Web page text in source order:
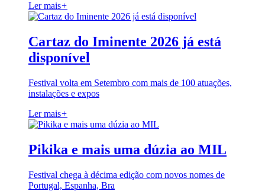
Ler mais+
Cartaz do Iminente 2026 já está
disponível
Festival volta em Setembro com mais de 100 atuações,
instalações e expos
Ler mais+
Pikika e mais uma dúzia ao MIL
Festival chega à décima edição com novos nomes de
Portugal, Espanha, Bra